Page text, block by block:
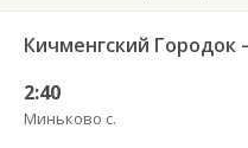
Кичменгский Городок
2:40
Миньково с.